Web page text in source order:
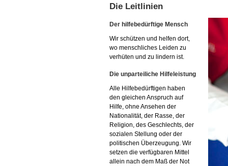
Die Leitlinien
Der hilfebedürftige Mensch
Wir schützen und helfen dort,
wo menschliches Leiden zu
verhüten und zu lindern ist.
Die unparteiliche Hilfeleistung
Alle Hilfebedürftigen haben
den gleichen Anspruch auf
Hilfe, ohne Ansehen der
Nationalität, der Rasse, der
Religion, des Geschlechts, der
sozialen Stellung oder der
politischen Überzeugung. Wir
setzen die verfügbaren Mittel
allein nach dem Maß der Not